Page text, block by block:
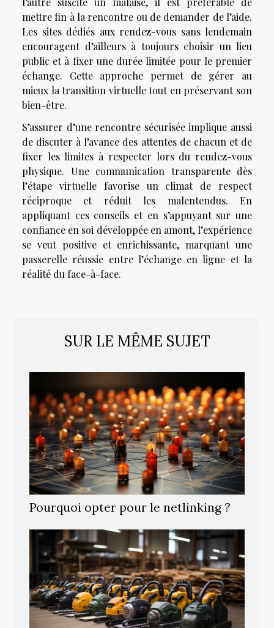
mettre fin à la rencontre ou de demander de l’aide.
Les sites dédiés aux rendez-vous sans lendemain
encouragent d’ailleurs à toujours choisir un lieu
public et à fixer une durée limitée pour le premier
échange. Cette approche permet de gérer au
mieux la transition virtuelle tout en préservant son
bien-être.
S’assurer d’une rencontre sécurisée implique aussi
de discuter à l’avance des attentes de chacun et de
fixer les limites à respecter lors du rendez-vous
physique. Une communication transparente dès
l’étape virtuelle favorise un climat de respect
réciproque et réduit les malentendus. En
appliquant ces conseils et en s’appuyant sur une
confiance en soi développée en amont, l’expérience
se veut positive et enrichissante, marquant une
passerelle réussie entre l’échange en ligne et la
réalité du face-à-face.
SUR LE MÊME SUJET
Pourquoi opter pour le netlinking ?